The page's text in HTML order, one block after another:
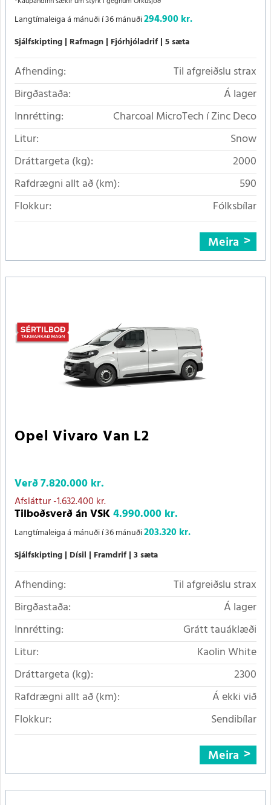
Langtímaleiga á mánuði í 36 mánuði294.900 kr.
Sjálfskipting Rafmagn Fjórhjóladrif 5 sæta
Afhending:
Til afgreiðslu strax
Birgðastaða:
Á lager
Innrétting:
Charcoal MicroTech í Zinc Deco
Litur:
Snow
Dráttargeta (kg):
2000
Rafdrægni allt að (km):
590
Flokkur:
Fólksbílar
Meira
Opel Vivaro Van L2
Verð7.820.000 kr.
Afsláttur-1.632.400 kr.
Tilboðsverð án VSK4.990.000 kr.
Langtímaleiga á mánuði í 36 mánuði203.320 kr.
Sjálfskipting Dísil Framdrif 3 sæta
Afhending:
Til afgreiðslu strax
Birgðastaða:
Á lager
Innrétting:
Grátt tauáklæði
Litur:
Kaolin White
Dráttargeta (kg):
2300
Rafdrægni allt að (km):
Á ekki við
Flokkur:
Sendibílar
Meira